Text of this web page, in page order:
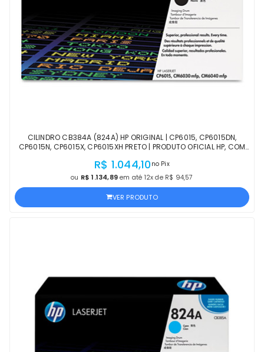
CILINDRO CB384A (824A) HP ORIGINAL | CP6015, CP6015DN,
CP6015N, CP6015X, CP6015XH PRETO | PRODUTO OFICIAL HP, COM
R$ 1.044,10 no Pix
ou R$ 1.134,89em até 12x de R$ 94,57
VER PRODUTO